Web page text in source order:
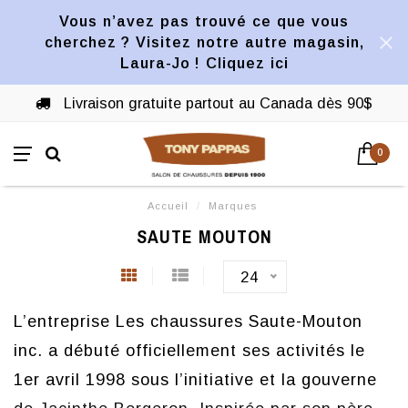
Vous n’avez pas trouvé ce que vous
cherchez ? Visitez notre autre magasin,
Laura-Jo ! Cliquez ici
Livraison gratuite partout au Canada dès 90$
0
Accueil / Marques
SAUTE MOUTON
24
L’entreprise Les chaussures Saute-Mouton
inc. a débuté officiellement ses activités le
1er avril 1998 sous l’initiative et la gouverne